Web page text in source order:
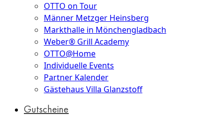
OTTO on Tour
Männer Metzger Heinsberg
Markthalle in Mönchengladbach
Weber® Grill Academy
OTTO@Home
Individuelle Events
Partner Kalender
Gästehaus Villa Glanzstoff
Gutscheine